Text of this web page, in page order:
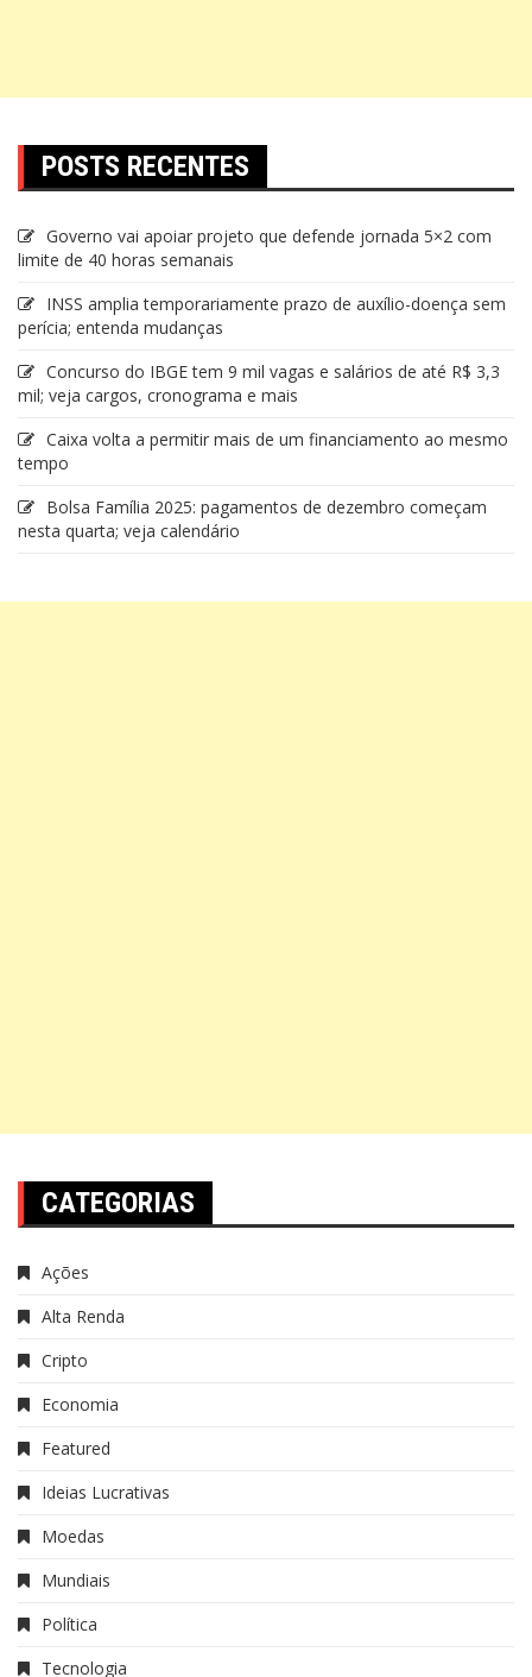
POSTS RECENTES
Governo vai apoiar projeto que defende jornada 5×2 com
limite de 40 horas semanais
INSS amplia temporariamente prazo de auxílio-doença sem
perícia; entenda mudanças
Concurso do IBGE tem 9 mil vagas e salários de até R$ 3,3
mil; veja cargos, cronograma e mais
Caixa volta a permitir mais de um financiamento ao mesmo
tempo
Bolsa Família 2025: pagamentos de dezembro começam
nesta quarta; veja calendário
CATEGORIAS
Ações
Alta Renda
Cripto
Economia
Featured
Ideias Lucrativas
Moedas
Mundiais
Política
Tecnologia